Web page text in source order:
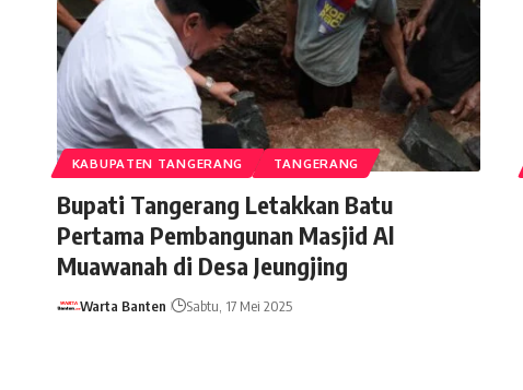
KABUPATEN TANGERANG TANGERANG
Bupati Tangerang Letakkan Batu
Pertama Pembangunan Masjid Al
Muawanah di Desa Jeungjing
Warta Banten Sabtu, 17 Mei 2025